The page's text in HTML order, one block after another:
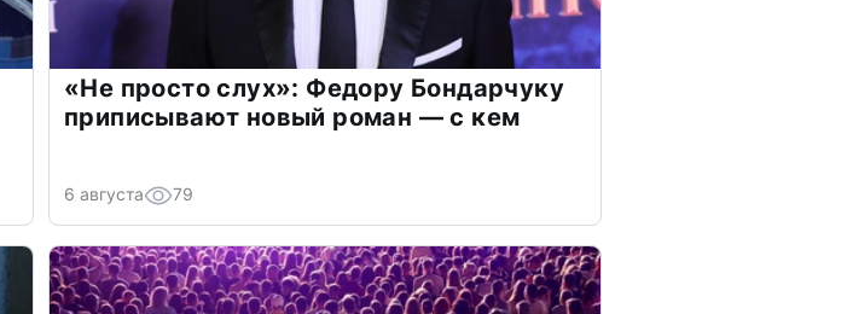
«Не просто слух»: Федору Бондарчуку
приписывают новый роман — с кем
6 августа 79